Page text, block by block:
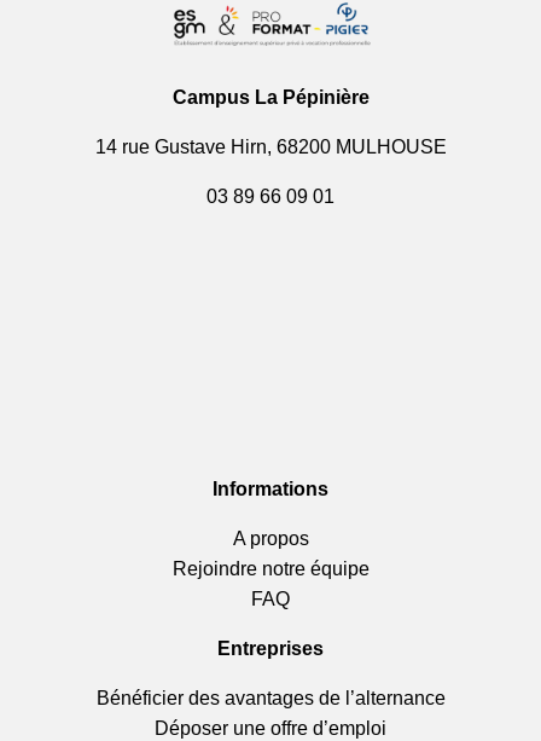
Campus La Pépinière
14 rue Gustave Hirn, 68200 MULHOUSE
03 89 66 09 01
Informations
A propos
Rejoindre notre équipe
FAQ
Entreprises
Bénéficier des avantages de l’alternance
Déposer une offre d’emploi